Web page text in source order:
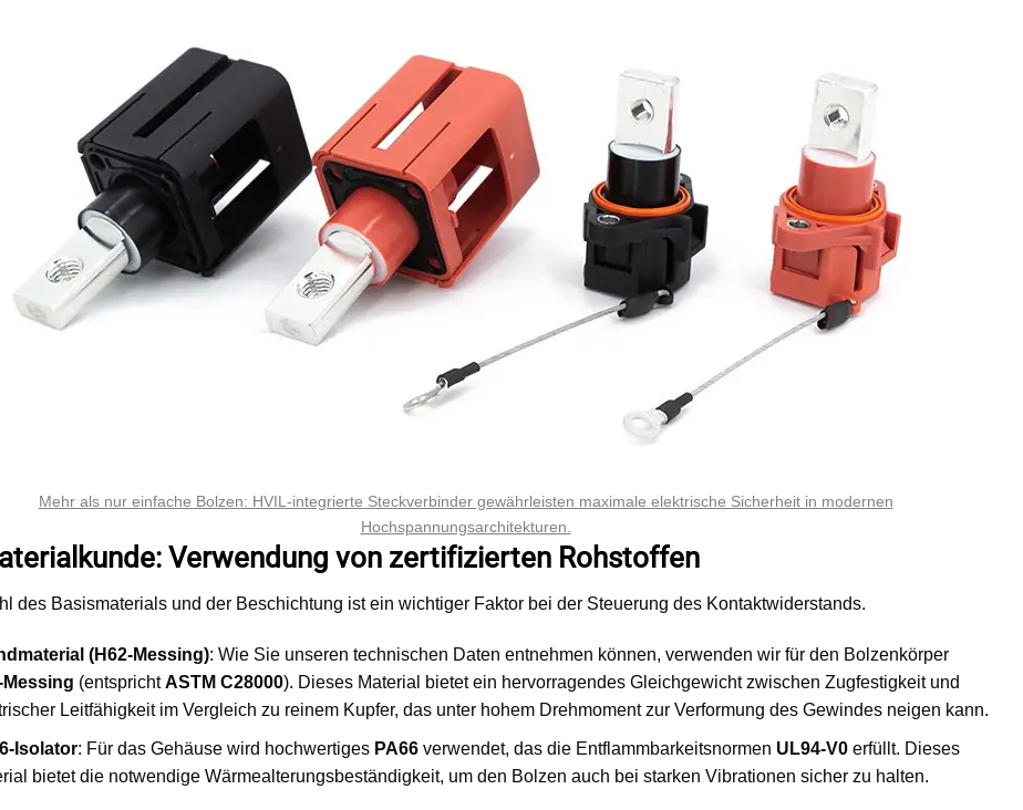
Mehr als nur einfache Bolzen: HVIL-integrierte Steckverbinder gewährleisten maximale elektrische Sicherheit in modernen
Hochspannungsarchitekturen.
Verwendung von zertifizierten Rohstoffen
des Basismaterials und der Beschichtung ist ein wichtiger Faktor bei der Steuerung des Kontaktwiderstands.
(H62-Messing): Wie Sie unseren technischen Daten entnehmen können, verwenden wir für den Bolzenkörper
Messing (entsprichtASTM C28000). Dieses Material bietet ein hervorragendes Gleichgewicht zwischen Zugfestigkeit und
Leitfähigkeit im Vergleich zu reinem Kupfer, das unter hohem Drehmoment zur Verformung des Gewindes neigen kann.
Isolator: Für das Gehäuse wird hochwertiges PA66verwendet, das die Entflammbarkeitsnormen UL94-V0erfüllt. Dieses
bietet die notwendige Wärmealterungsbeständigkeit, um den Bolzen auch bei starken Vibrationen sicher zu halten.